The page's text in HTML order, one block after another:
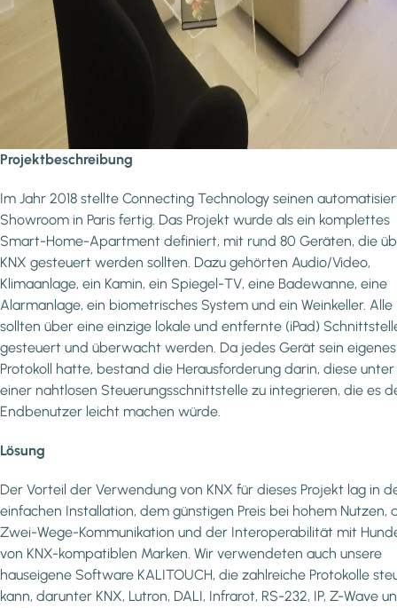
Projektbeschreibung
Im Jahr 2018 stellte Connecting Technology seinen
Showroom in Paris fertig. Das Projekt wurde als ein komplettes
Smart-Home-Apartment definiert, mit rund 80 Geräten, die
KNX gesteuert werden sollten. Dazu gehörten Audio/Video,
Klimaanlage, ein Kamin, ein Spiegel-TV, eine Badewanne, eine
Alarmanlage, ein biometrisches System und ein Weinkeller. Alle
sollten über eine einzige lokale und entfernte (iPad)
gesteuert und überwacht werden. Da jedes Gerät sein eigenes
Protokoll hatte, bestand die Herausforderung darin, diese unter
einer nahtlosen Steuerungsschnittstelle zu integrieren, die es
Endbenutzer leicht machen würde.
Lösung
Der Vorteil der Verwendung von KNX für dieses Projekt lag in
einfachen Installation, dem günstigen Preis bei hohem Nutzen,
Zwei-Wege-Kommunikation und der Interoperabilität mit
von KNX-kompatiblen Marken. Wir verwendeten auch unsere
hauseigene Software KALITOUCH, die zahlreiche Protokolle
kann, darunter KNX, Lutron, DALI, Infrarot, RS-232, IP, Z-Wave